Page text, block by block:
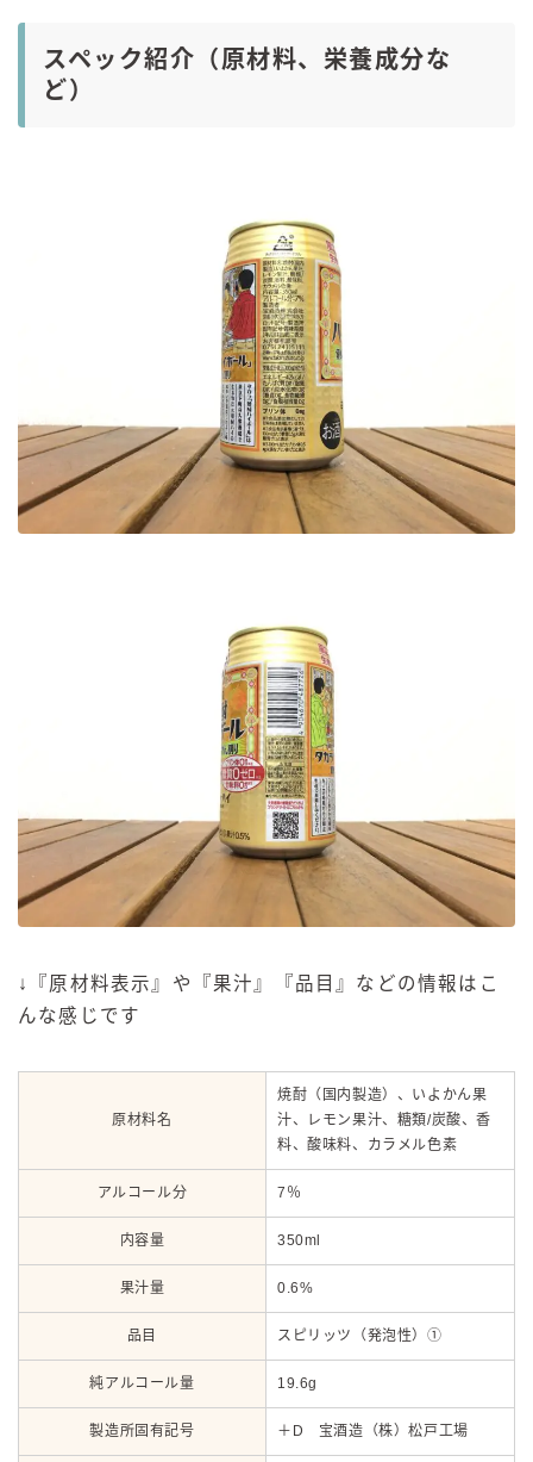
スペック紹介（原材料、栄養成分な
ど）
↓『原材料表示』や『果汁』『品目』などの情報はこ
んな感じです
原材料名
焼酎（国内製造）、いよかん果
汁、レモン果汁、糖類/炭酸、香
料、酸味料、カラメル色素
アルコール分 7％
内容量 350ml
果汁量 0.6%
品目 スピリッツ（発泡性）①
純アルコール量 19.6g
製造所固有記号 ＋D 宝酒造（株）松戸工場